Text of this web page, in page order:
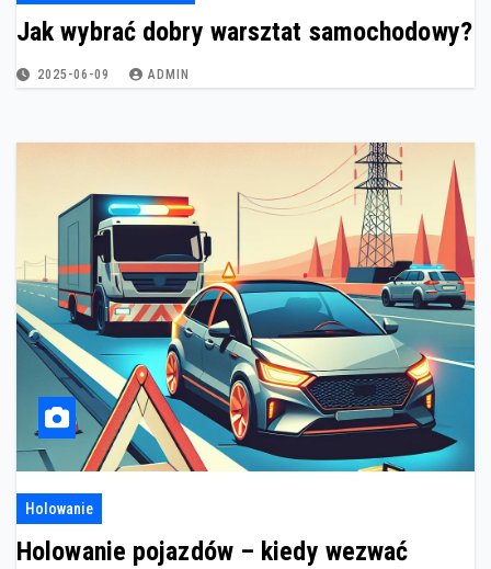
Jak wybrać dobry warsztat samochodowy?
2025-06-09 ADMIN
Holowanie
Holowanie pojazdów – kiedy wezwać